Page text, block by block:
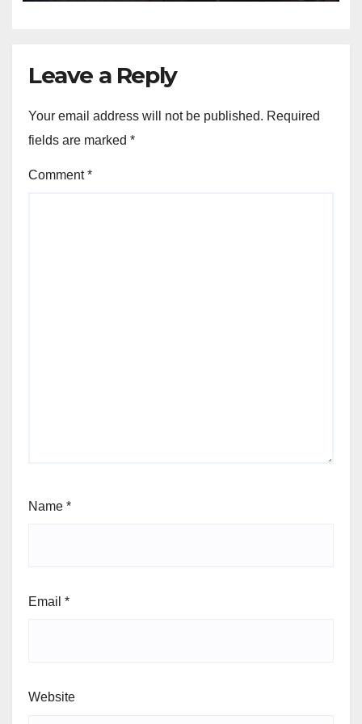
Leave a Reply
Your email address will not be published. Required
fields are marked *
Comment*
Name *
Email *
Website